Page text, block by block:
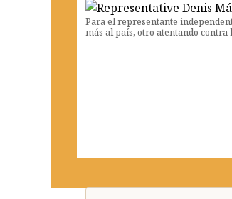
Para el representante
más al país, otro atentando